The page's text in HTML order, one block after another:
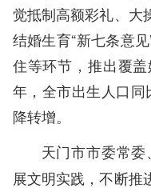
觉抵制高额彩礼、大
结婚生育“新七条意
住等环节，推出覆
年，全市出生人口
降转增。
天门市市委常委
展文明实践，不断推